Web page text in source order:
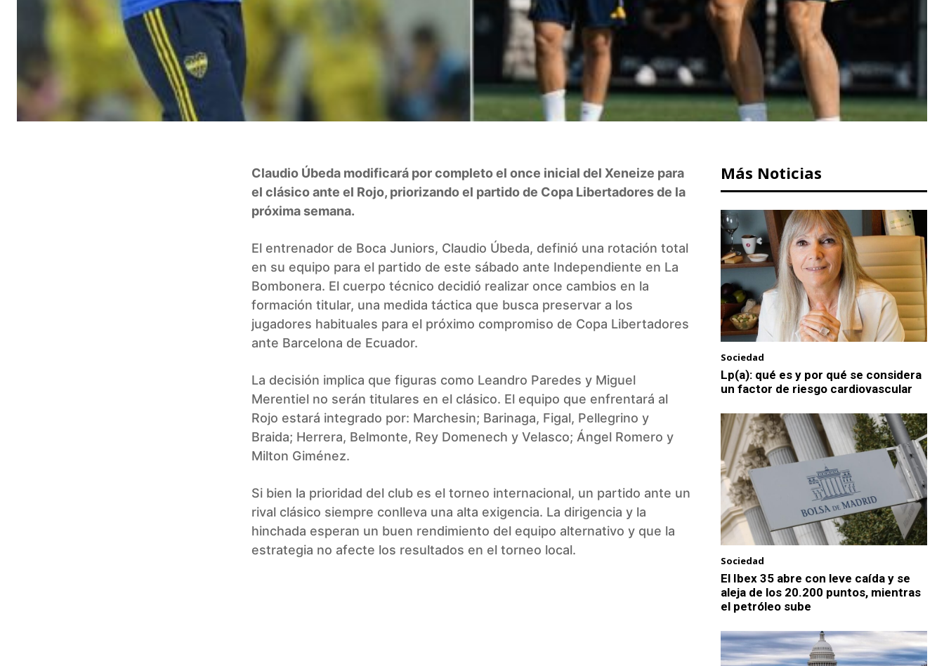
Claudio Úbeda modificará por completo el once inicial del Xeneize para
el clásico ante el Rojo, priorizando el partido de Copa Libertadores de la
próxima semana.
El entrenador de Boca Juniors, Claudio Úbeda, definió una rotación total
en su equipo para el partido de este sábado ante Independiente en La
Bombonera. El cuerpo técnico decidió realizar once cambios en la
formación titular, una medida táctica que busca preservar a los
jugadores habituales para el próximo compromiso de Copa Libertadores
ante Barcelona de Ecuador.
La decisión implica que figuras como Leandro Paredes y Miguel
Merentiel no serán titulares en el clásico. El equipo que enfrentará al
Rojo estará integrado por: Marchesin; Barinaga, Figal, Pellegrino y
Braida; Herrera, Belmonte, Rey Domenech y Velasco; Ángel Romero y
Milton Giménez.
Si bien la prioridad del club es el torneo internacional, un partido ante un
rival clásico siempre conlleva una alta exigencia. La dirigencia y la
hinchada esperan un buen rendimiento del equipo alternativo y que la
estrategia no afecte los resultados en el torneo local.
Más Noticias
Sociedad
Lp(a): qué es y por qué se considera
un factor de riesgo cardiovascular
Sociedad
El Ibex 35 abre con leve caída y se
aleja de los 20.200 puntos, mientras
el petróleo sube